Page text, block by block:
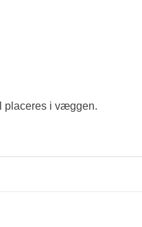
placeres i væggen.